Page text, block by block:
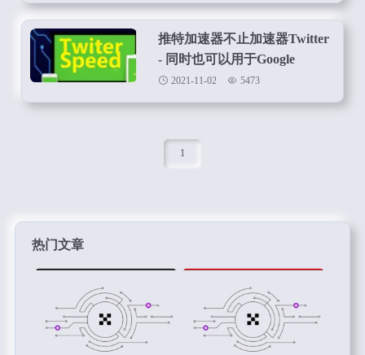
推特加速器不止加速器Twitter
- 同时也可以用于Google
YouTobe加速器
2021-11-02 5473
1
热门文章